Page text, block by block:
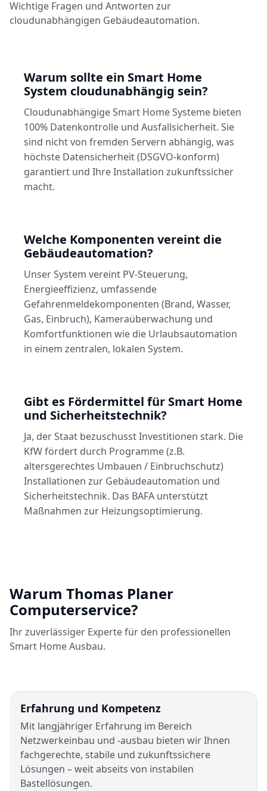
Wichtige Fragen und Antworten zur
cloudunabhängigen Gebäudeautomation.
Warum sollte ein Smart Home
System cloudunabhängig sein?
Cloudunabhängige Smart Home Systeme bieten
100% Datenkontrolle und Ausfallsicherheit. Sie
sind nicht von fremden Servern abhängig, was
höchste Datensicherheit (DSGVO-konform)
garantiert und Ihre Installation zukunftssicher
macht.
Welche Komponenten vereint die
Gebäudeautomation?
Unser System vereint PV-Steuerung,
Energieeffizienz, umfassende
Gefahrenmeldekomponenten (Brand, Wasser,
Gas, Einbruch), Kameraüberwachung und
Komfortfunktionen wie die Urlaubsautomation
in einem zentralen, lokalen System.
Gibt es Fördermittel für Smart Home
und Sicherheitstechnik?
Ja, der Staat bezuschusst Investitionen stark. Die
KfW fördert durch Programme (z.B.
altersgerechtes Umbauen / Einbruchschutz)
Installationen zur Gebäudeautomation und
Sicherheitstechnik. Das BAFA unterstützt
Maßnahmen zur Heizungsoptimierung.
Warum Thomas Planer
Computerservice?
Ihr zuverlässiger Experte für den professionellen
Smart Home Ausbau.
Erfahrung und Kompetenz
Mit langjähriger Erfahrung im Bereich
Netzwerkeinbau und -ausbau bieten wir Ihnen
fachgerechte, stabile und zukunftssichere
Lösungen – weit abseits von instabilen
Bastellösungen.